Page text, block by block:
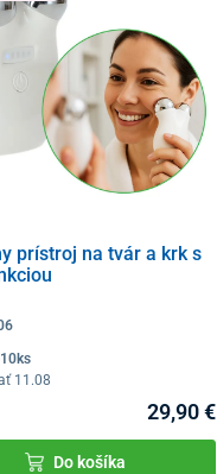
prístroj na tvár a krk s
11.08
29,90 €
Do košíka